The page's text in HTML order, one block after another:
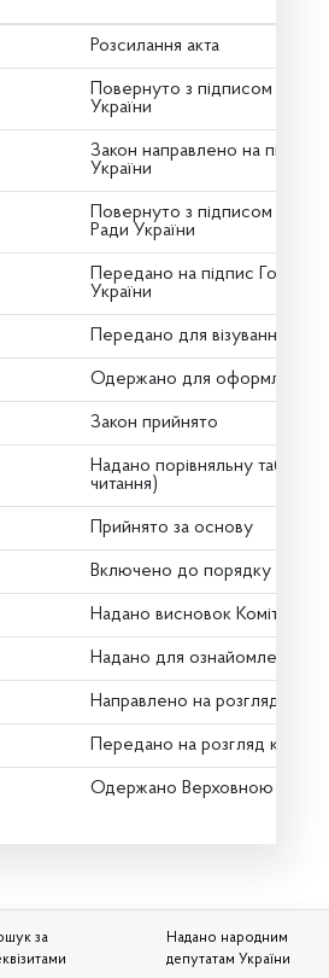
Розсилання акта
Повернуто з підписом від
України
Закон направлено на підпис
України
Повернуто з підписом
Ради України
Передано на підпис Голові
України
Передано для візування в
Одержано для оформлення
Закон прийнято
Надано порівняльну
читання)
Прийнято за основу
Включено до порядку
Надано висновок Комітету
Надано для ознайомлення
Направлено на розгляд
Передано на розгляд
Одержано Верховною Радою
за
Надано народним
депутатам України